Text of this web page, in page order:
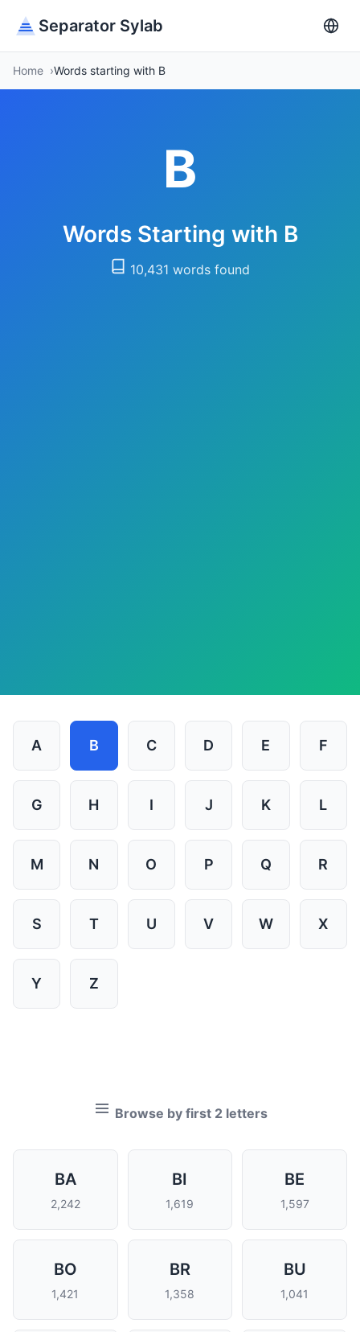
Separator Sylab
Home Words starting with B
B
Words Starting with B
10,431 words found
A B C D E F
G H I J K L
M N O P Q R
S T U V W X
Y Z
Browse by first 2 letters
BA
2,242
BI
1,619
BE
1,597
BO
1,421
BR
1,358
BU
1,041